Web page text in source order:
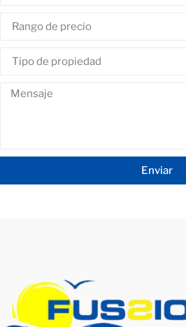
Enviar